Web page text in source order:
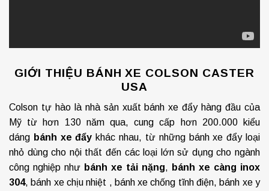
GIỚI THIỆU BÁNH XE COLSON CASTER
USA
Colson tự hào là nhà sản xuất bánh xe đẩy hàng đầu của
Mỹ từ hơn 130 năm qua, cung cấp hơn 200.000 kiểu
dáng bánh xe đẩy khác nhau, từ những bánh xe đẩy loại
nhỏ dùng cho nội thất đến các loại lớn sử dụng cho ngành
công nghiệp như bánh xe tải nặng, bánh xe càng inox
304, bánh xe chịu nhiệt , bánh xe chống tĩnh điện, bánh xe y